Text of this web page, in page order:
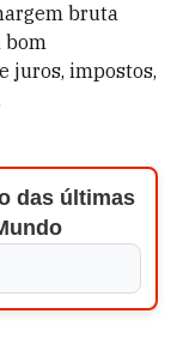
bruta
bom
juros, impostos,
das últimas